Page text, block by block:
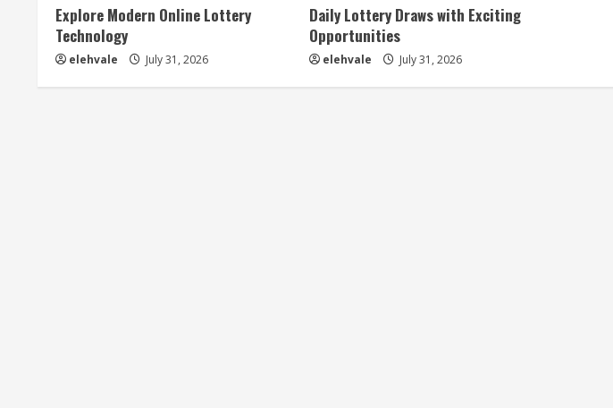
a
d
Explore Modern Online Lottery
Technology
elehvale July 31, 2026
Daily Lottery Draws with Exciting
Opportunities
elehvale July 31, 2026